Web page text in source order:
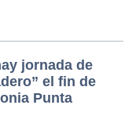
jornada de
el fin de
Punta